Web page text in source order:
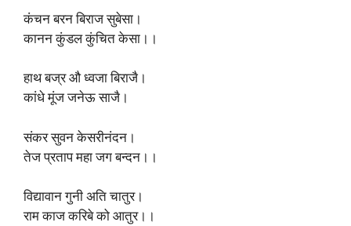
कंचन बरन बिराज सुबेसा।
कानन कुंडल कुंचित केसा।।
हाथ बज्र औ ध्वजा बिराजै।
कांधे मूंज जनेऊ साजै।
संकर सुवन केसरीनंदन।
तेज प्रताप महा जग बन्दन।।
विद्यावान गुनी अति चातुर।
राम काज करिबे को आतुर।।